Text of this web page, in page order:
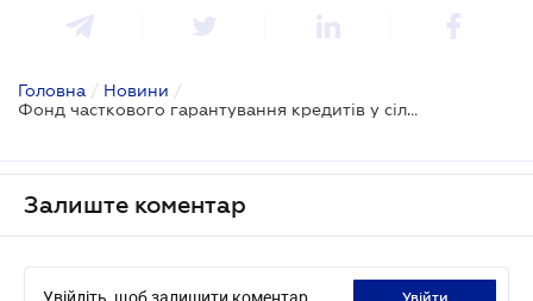
Головна / Новини /
Фонд часткового гарантування кредитів у сільському господарстві видав першу гарантію на банківський кредит
Залиште коментар
Увійдіть, щоб залишити коментар увійти